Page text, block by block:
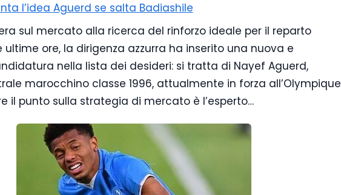
l’idea Aguerd se salta Badiashile
sul mercato alla ricerca del rinforzo ideale per il reparto
ultime ore, la dirigenza azzurra ha inserito una nuova e
nella lista dei desideri: si tratta di Nayef Aguerd,
marocchino classe 1996, attualmente in forza all’Olympique
il punto sulla strategia di mercato è l’esperto…